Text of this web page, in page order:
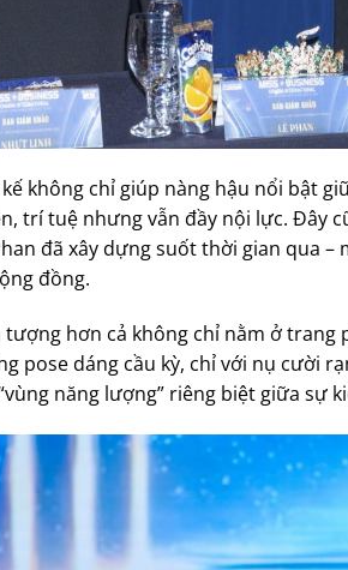
không chỉ giúp nàng hậu nổi bật
trí tuệ nhưng vẫn đầy nội lực. Đây
đã xây dựng suốt thời gian qua
đồng.
hơn cả không chỉ nằm ở trang
pose dáng cầu kỳ, chỉ với nụ cười
năng lượng” riêng biệt giữa sự